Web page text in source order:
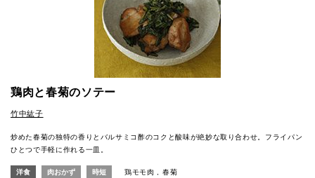
鶏肉と春菊のソテー
竹中紘子
炒めた春菊の独特の香りとバルサミコ酢のコクと酸味が絶妙な取り合わせ。フライパン
ひとつで手軽に作れる一皿。
洋食 肉おかず 時短 鶏モモ肉 春菊